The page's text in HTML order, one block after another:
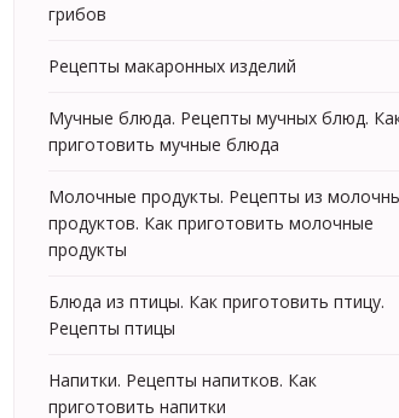
грибов
Рецепты макаронных изделий
Мучные блюда. Рецепты мучных блюд.
приготовить мучные блюда
Молочные продукты. Рецепты из
продуктов. Как приготовить молочные
продукты
Блюда из птицы. Как приготовить птицу.
Рецепты птицы
Напитки. Рецепты напитков. Как
приготовить напитки